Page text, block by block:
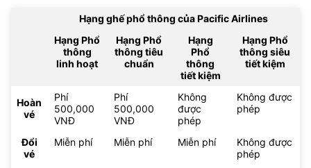
Hạng ghế phổ thông của Pacific Airlines
Hạng Phổ
thông
linh hoạt
Hạng Phổ
thông tiêu
chuẩn
Hạng
Phổ
thông
tiết kiệm
Hạng Phổ
thông siêu
tiết kiệm
Hoàn
vé
Phí
500,000
VNĐ
Phí
500,000
VNĐ
Không
được
phép
Không được
phép
Đổi
vé
Miễn phí Miễn phí Miễn phí
Không được
phép